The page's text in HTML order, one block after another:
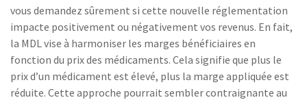
vous demandez sûrement si cette nouvelle réglementation
impacte positivement ou négativement vos revenus. En fait,
la MDL vise à harmoniser les marges bénéficiaires en
fonction du prix des médicaments. Cela signifie que plus le
prix d’un médicament est élevé, plus la marge appliquée est
réduite. Cette approche pourrait sembler contraignante au